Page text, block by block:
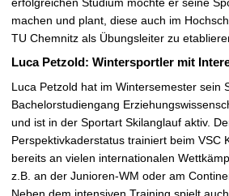
machen und plant, diese auch im
TU Chemnitz als Übungsleiter zu
Luca Petzold: Wintersportler mit
Luca Petzold hat im Wintersemester sein
Bachelorstudiengang
und ist in der Sportart Skilanglauf aktiv.
Perspektivkaderstatus trainiert beim VSC
bereits an vielen internationalen
z.B. an der Junioren-WM oder am